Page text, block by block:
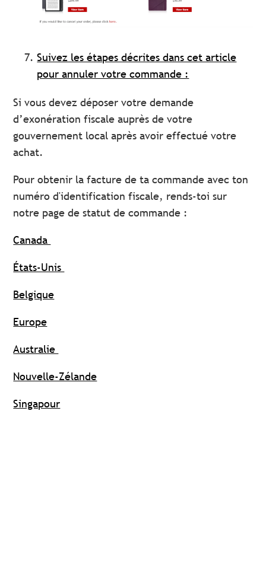
Suivez les étapes décrites dans cet article
pour annuler votre commande :
Si vous devez déposer votre demande
d’exonération fiscale auprès de votre
gouvernement local après avoir effectué votre
achat.
Pour obtenir la facture de ta commande avec ton
numéro d'identification fiscale, rends-toi sur
notre page de statut de commande :
Canada
États-Unis
Belgique
Europe
Australie
Nouvelle-Zélande
Singapour